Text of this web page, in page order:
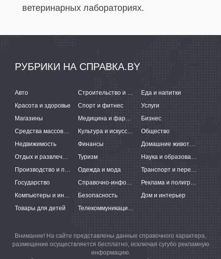
ветеринарных лабораториях.
РУБРИКИ НА СПРАВКА.BY
Авто Строительство и ремонт
Еда и напитки
Красота и здоровье
Спорт и фитнес
Услуги
Магазины
Медицина и фармацевтика
Бизнес
Средства массовой информации
Культура и искусство
Общество
Недвижимость
Финансы
Домашние животные
Отдых и развлечения
Туризм
Наука и образование
Производство и поставки
Одежда и мода
Транспорт и перевозки
Государство
Справочно-информационные системы
Реклама и полиграфия
Компьютеры и интернет
Безопасность
Дом и интерьер
Товары для детей
Телекоммуникации и связь
Внимание! На сайте представлены данные справочного характера,
размещение осуществляется бесплатно, исключая сугубо рекламную
информацию.